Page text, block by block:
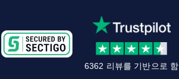
6362 리뷰를 기반으로 함